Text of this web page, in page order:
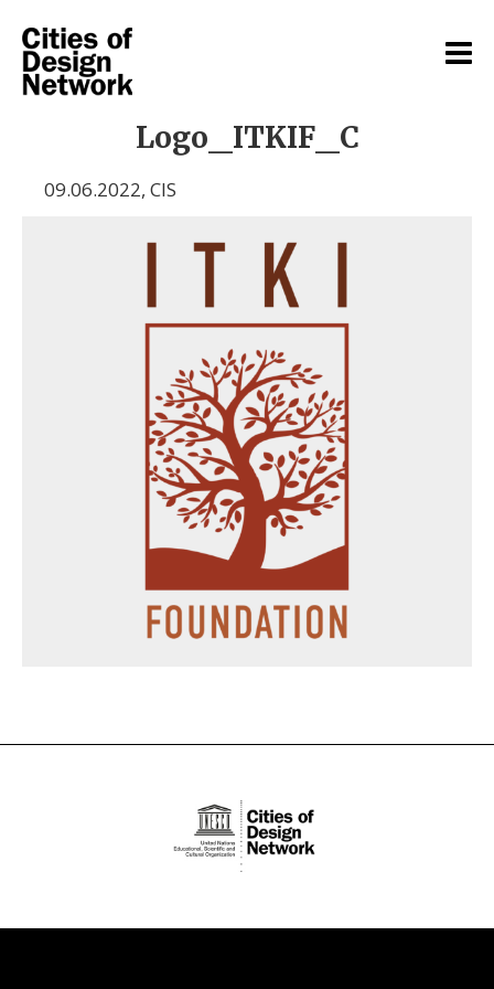
Logo_ITKIF_C
09.06.2022, CIS